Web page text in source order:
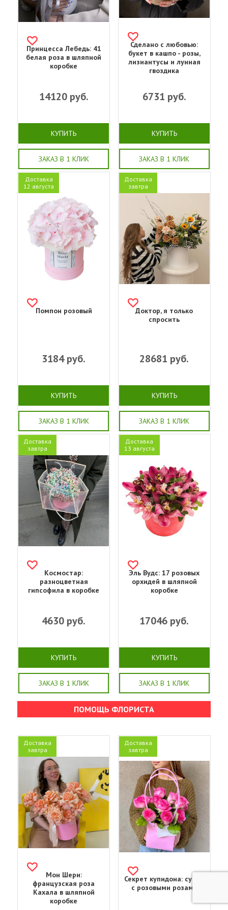
Принцесса Лебедь: 41
белая роза в шляпной
коробке
14120руб.
КУПИТЬ
ЗАКАЗ В 1 КЛИК
Сделано с любовью:
букет в кашпо - розы,
лизиантусы и лунная
гвоздика
6731 руб.
КУПИТЬ
ЗАКАЗ В 1 КЛИК
Доставка
12 августа
Помпон розовый
3184руб.
КУПИТЬ
ЗАКАЗ В 1 КЛИК
Доставка
завтра
Доктор, я только
спросить
28681 руб.
КУПИТЬ
ЗАКАЗ В 1 КЛИК
Доставка
завтра
Космостар:
разноцветная
гипсофила в коробке
4630 руб.
КУПИТЬ
ЗАКАЗ В 1 КЛИК
Доставка
13 августа
Эль Вудс: 17 розовых
орхидей в шляпной
коробке
17046 руб.
КУПИТЬ
ЗАКАЗ В 1 КЛИК
ПОМОЩЬ ФЛОРИСТА
Доставка
завтра
Мон Шери:
французская роза
Кахала в шляпной
коробке
Доставка
завтра
Секрет купидона: сумка
с розовыми розами